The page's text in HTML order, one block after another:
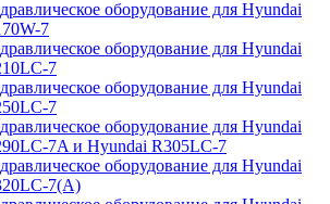
оборудование для Hyundai
7
оборудование для Hyundai
7
оборудование для Hyundai
7
оборудование для Hyundai
7A и Hyundai R305LC-7
оборудование для Hyundai
7(A)